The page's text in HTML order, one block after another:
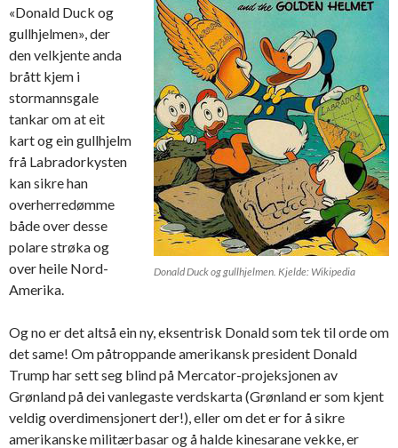
Donald Duck og gullhjelmen. Kjelde: Wikipedia
«Donald Duck og
gullhjelmen», der
den velkjente anda
brått kjem i
stormannsgale
tankar om at eit
kart og ein gullhjelm
frå Labradorkysten
kan sikre han
overherredømme
både over desse
polare strøka og
over heile Nord-
Amerika.
Og no er det altså ein ny, eksentrisk Donald som tek til orde om
det same! Om påtroppande amerikansk president Donald
Trump har sett seg blind på Mercator-projeksjonen av
Grønland på dei vanlegaste verdskarta (Grønland er som kjent
veldig overdimensjonert der!), eller om det er for å sikre
amerikanske militærbasar og å halde kinesarane vekke, er